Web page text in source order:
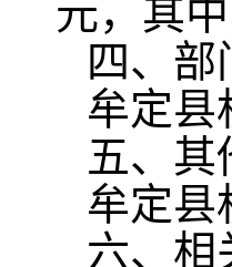
元，其
四、
牟定县
五、其
牟定县
六、相